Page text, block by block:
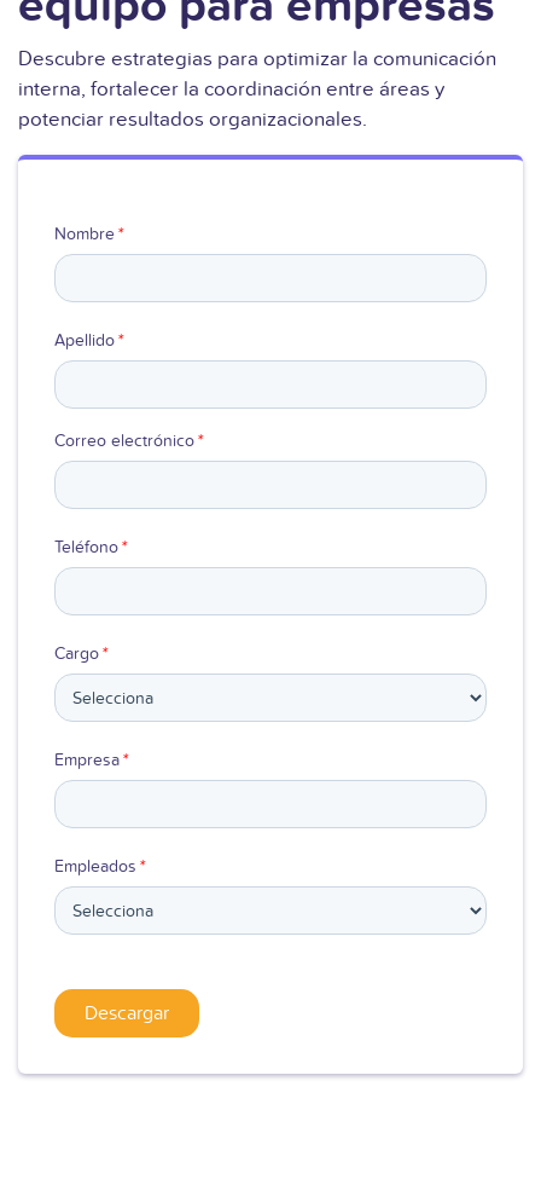
Descubre estrategias para optimizar la comunicación
interna, fortalecer la coordinación entre áreas y
potenciar resultados organizacionales.
Nombre*
Apellido*
Correo electrónico*
Teléfono*
Cargo*
Empresa*
Empleados *